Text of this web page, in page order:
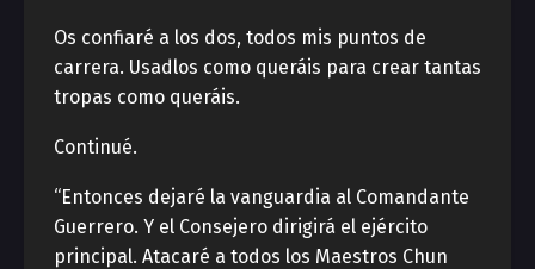
Os confiaré a los dos, todos mis puntos de
carrera. Usadlos como queráis para crear tantas
tropas como queráis.
Continué.
“Entonces dejaré la vanguardia al Comandante
Guerrero. Y el Consejero dirigirá el ejército
principal. Atacaré a todos los Maestros Chun